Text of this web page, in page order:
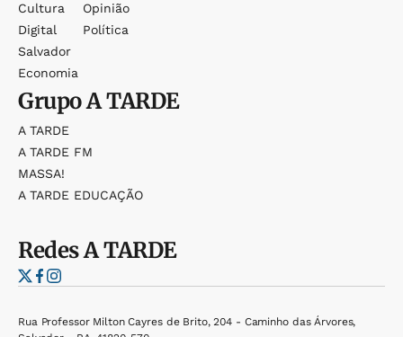
Cultura
Digital
Salvador
Economia
Opinião
Política
GrupoA TARDE
A TARDE
A TARDE FM
MASSA!
A TARDE EDUCAÇÃO
RedesA TARDE
Rua Professor Milton Cayres de Brito, 204 - Caminho das Árvores,